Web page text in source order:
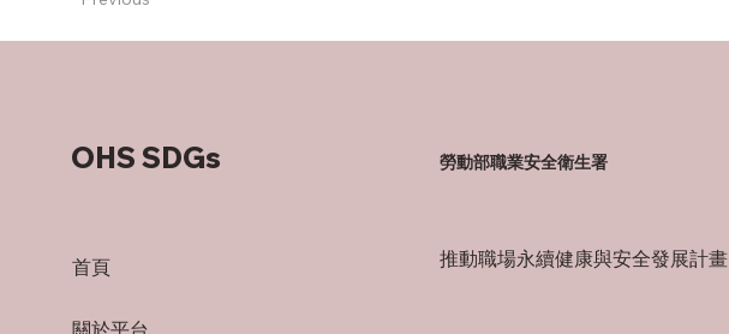
OHS SDGs
首頁
勞動部職業安全衛生署
推動職場永續健康與安全發展計畫